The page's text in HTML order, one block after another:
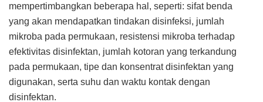
mempertimbangkan beberapa hal, seperti: sifat benda
yang akan mendapatkan tindakan disinfeksi, jumlah
mikroba pada permukaan, resistensi mikroba terhadap
efektivitas disinfektan, jumlah kotoran yang terkandung
pada permukaan, tipe dan konsentrat disinfektan yang
digunakan, serta suhu dan waktu kontak dengan
disinfektan.